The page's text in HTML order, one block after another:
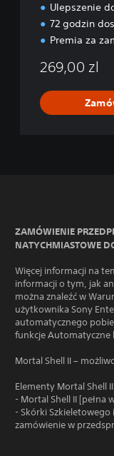
Ulepszenie
72 godzin
Premia za
269,00 zl
ZAMÓWIENIE
NATYCHMIASTOWE
Więcej informacji na
informacji o tym, jak
można znaleźć w
użytkownika Sony
automatycznego
funkcje Automatyczne
Mortal Shell II –
Elementy Mortal Shell
- Mortal Shell II [pełna
- Skórki
zamówienie w